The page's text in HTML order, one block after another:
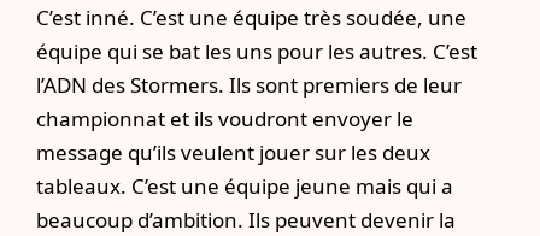
C’est inné. C’est une équipe très soudée, une
équipe qui se bat les uns pour les autres. C’est
l’ADN des Stormers. Ils sont premiers de leur
championnat et ils voudront envoyer le
message qu’ils veulent jouer sur les deux
tableaux. C’est une équipe jeune mais qui a
beaucoup d’ambition. Ils peuvent devenir la